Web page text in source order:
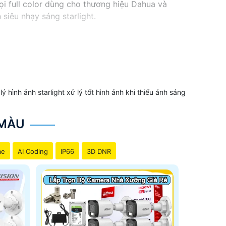
full color dùng cho thương hiệu Dahua và
nhạy sáng starlight.
nay ánh sáng đèn led trợ sáng trên camera với
báo động
combo
hình ảnh starlight xử lý tốt hình ảnh khi thiếu ánh sáng
AI Coding IP66 3D DNR